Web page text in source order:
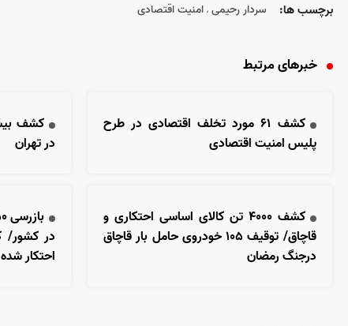
برچسب ها: سردار رحیمی ، امنیت اقتصادی
خبرهای مرتبط
کشف ۶۱ مورد تخلف اقتصادی در طرح
پلیس امنیت اقتصادی
در تهران
کشف ۴۰۰۰ تن کالای اساسی احتکاری و
قاچاق/ توقیف ۱۰۵ خودروی حامل بار قاچاق
درجنگ رمضان
احتکار شده